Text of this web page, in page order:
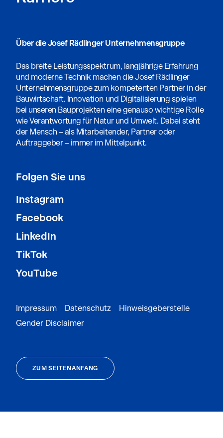
Über die Josef Rädlinger Unternehmensgruppe
Das breite Leistungsspektrum, langjährige Erfahrung
und moderne Technik machen die Josef Rädlinger
Unternehmensgruppe zum kompetenten Partner in der
Bauwirtschaft. Innovation und Digitalisierung spielen
bei unseren Bauprojekten eine genauso wichtige Rolle
wie Verantwortung für Natur und Umwelt. Dabei steht
der Mensch – als Mitarbeitender, Partner oder
Auftraggeber – immer im Mittelpunkt.
Folgen Sie uns
Instagram
Facebook
LinkedIn
TikTok
YouTube
Impressum Datenschutz
Hinweisgeberstelle
Gender Disclaimer
ZUM SEITENANFANG